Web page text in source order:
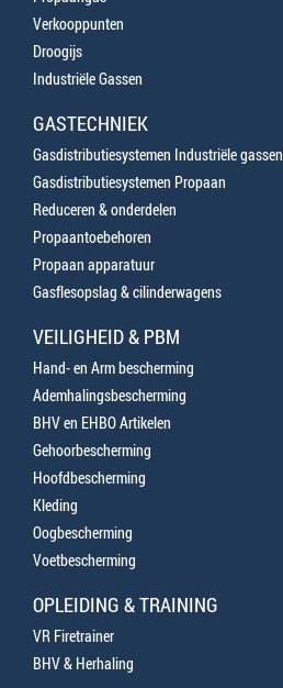
Verkooppunten
Droogijs
Industriële Gassen
GASTECHNIEK
Gasdistributiesystemen Industriële gassen
Gasdistributiesystemen Propaan
Reduceren & onderdelen
Propaantoebehoren
Propaan apparatuur
Gasflesopslag & cilinderwagens
VEILIGHEID & PBM
Hand- en Arm bescherming
Ademhalingsbescherming
BHV en EHBO Artikelen
Gehoorbescherming
Hoofdbescherming
Kleding
Oogbescherming
Voetbescherming
OPLEIDING & TRAINING
VR Firetrainer
BHV & Herhaling